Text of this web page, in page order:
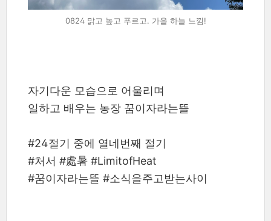
0824 맑고 높고 푸르고. 가을 하늘 느낌!
자기다운 모습으로 어울리며
일하고 배우는 농장 꿈이자라는뜰
#24절기 중에 열네번째 절기
#처서 #處暑 #LimitofHeat
#꿈이자라는뜰 #소식을주고받는사이